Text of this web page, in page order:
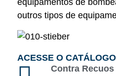
equipamentos de
outros tipos de
ACESSE O
Contra